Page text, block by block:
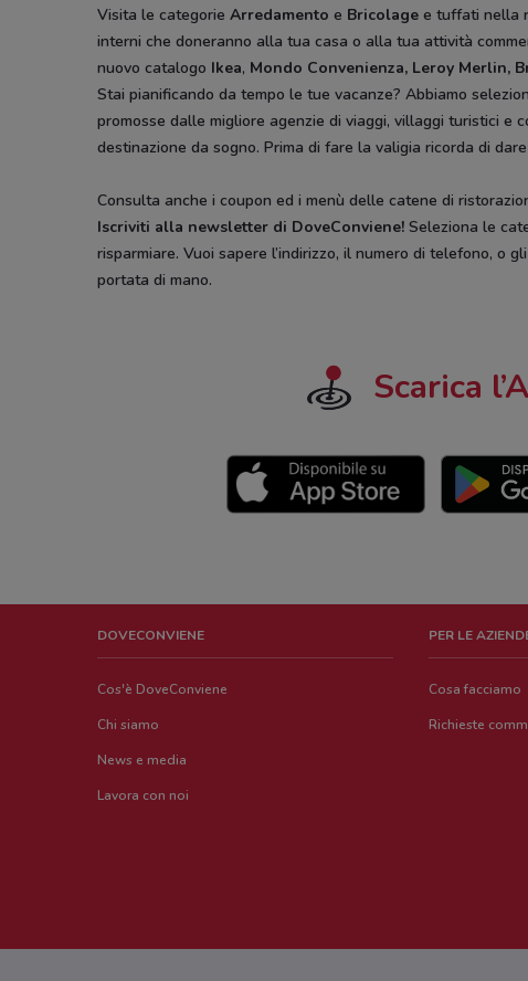
Visita le categorie Arredamento e Bricolage e tuffati nella
interni che doneranno alla tua casa o alla tua attività
nuovo catalogo Ikea, Mondo Convenienza, Leroy Merlin,
Stai pianificando da tempo le tue vacanze? Abbiamo
promosse dalle migliore agenzie di viaggi, villaggi turistici e
destinazione da sogno. Prima di fare la valigia ricorda di
Consulta anche i coupon ed i menù delle catene di
Iscriviti alla newsletter di DoveConviene! Seleziona le
risparmiare. Vuoi sapere l’indirizzo, il numero di telefono, o
portata di mano.
Scarica
DOVECONVIENE
Cos'è DoveConviene
Chi siamo
News e media
Lavora con noi
PER LE
Cosa facciamo
Richieste